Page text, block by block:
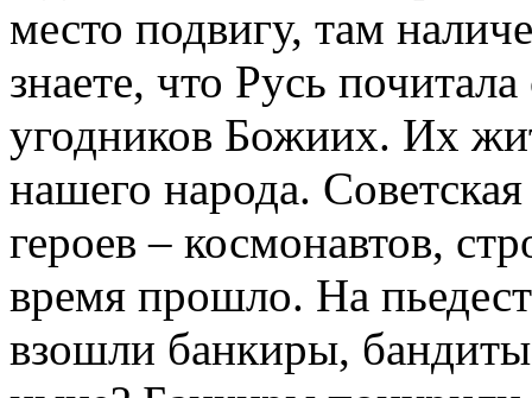
место подвигу, там
знаете, что Русь
угодников Божиих. Их
нашего народа.
героев – космонавтов,
время прошло. На
взошли банкиры,